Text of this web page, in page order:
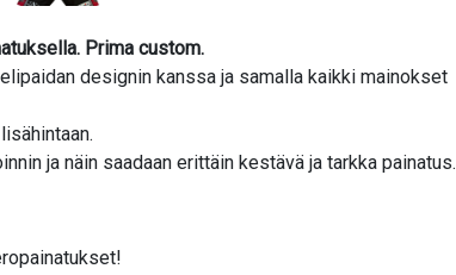
Prima custom.
designin kanssa ja samalla kaikki mainokset
ja näin saadaan erittäin kestävä ja tarkka painatus.